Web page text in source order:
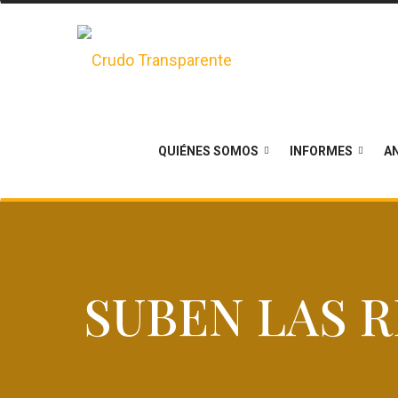
QUIÉNES SOMOS INFORMES
SUBEN LAS